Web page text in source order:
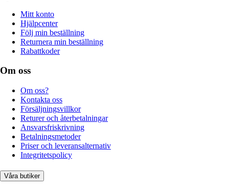
Mitt konto
Hjälpcenter
Följ min beställning
Returnera min beställning
Rabattkoder
Om oss
Om oss?
Kontakta oss
Försäljningsvillkor
Returer och återbetalningar
Ansvarsfriskrivning
Betalningsmetoder
Priser och leveransalternativ
Integritetspolicy
Våra butiker